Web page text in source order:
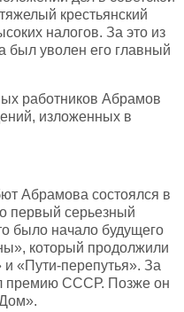
крестьянский
налогов. За это из
был уволен его главный
работников Абрамов
изложенных в
Абрамова состоялся в
первый серьезный
было начало будущего
который продолжили
«Пути-перепутья». За
премию СССР. Позже он